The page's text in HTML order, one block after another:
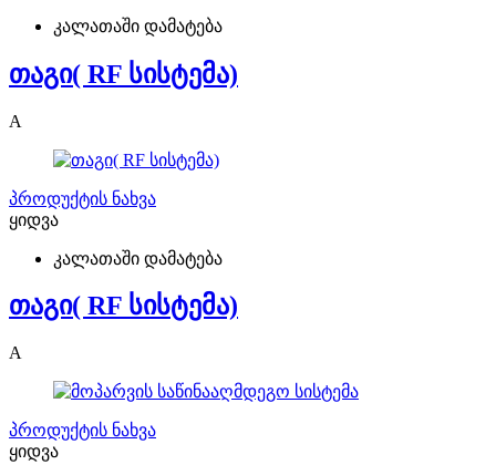
კალათაში დამატება
თაგი( RF სისტემა)
A
პროდუქტის ნახვა
ყიდვა
კალათაში დამატება
თაგი( RF სისტემა)
A
პროდუქტის ნახვა
ყიდვა